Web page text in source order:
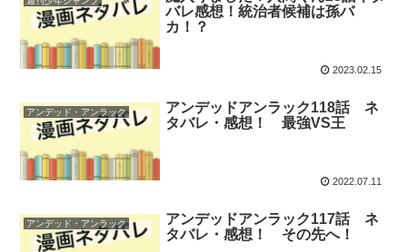
バレ感想！統治者候補は孫バ
カ！？
2023.02.15
アンデッド・アンラック
アンデッドアンラック118話 ネ
タバレ・感想！ 最強VS王
2022.07.11
アンデッド・アンラック
アンデッドアンラック117話 ネ
タバレ・感想！ その先へ！